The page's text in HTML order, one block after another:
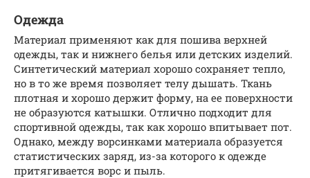
Одежда
Материал применяют как для пошива верхней
одежды, так и нижнего белья или детских изделий.
Синтетический материал хорошо сохраняет тепло,
но в то же время позволяет телу дышать. Ткань
плотная и хорошо держит форму, на ее поверхности
не образуются катышки. Отлично подходит для
спортивной одежды, так как хорошо впитывает пот.
Однако, между ворсинками материала образуется
статистических заряд, из-за которого к одежде
притягивается ворс и пыль.